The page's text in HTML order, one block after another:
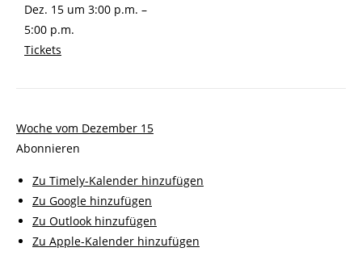
Dez. 15 um 3:00 p.m. –
5:00 p.m.
Tickets
Woche vom Dezember 15
Abonnieren
Zu Timely-Kalender hinzufügen
Zu Google hinzufügen
Zu Outlook hinzufügen
Zu Apple-Kalender hinzufügen